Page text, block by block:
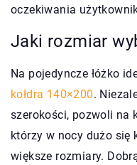
oczekiwania
Jaki rozmiar
Na pojedyncze łóżko
kołdra 140×200.
szerokości, pozwoli na
którzy w nocy dużo się
większe rozmiary.